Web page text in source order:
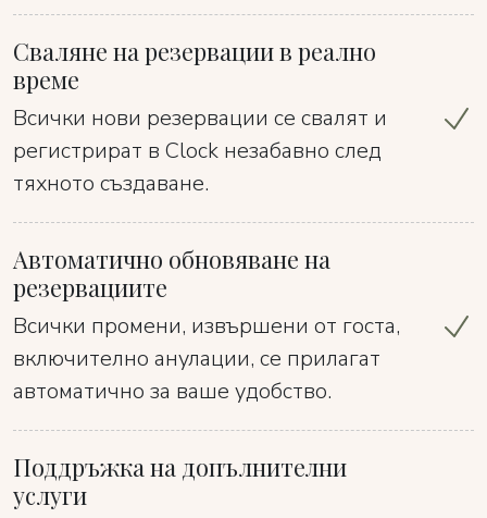
Сваляне на резервации в реално
време
Всички нови резервации се свалят и
регистрират в Clock незабавно след
тяхното създаване.
Автоматично обновяване на
резервациите
Всички промени, извършени от госта,
включително анулации, се прилагат
автоматично за ваше удобство.
Поддръжка на допълнителни
услуги